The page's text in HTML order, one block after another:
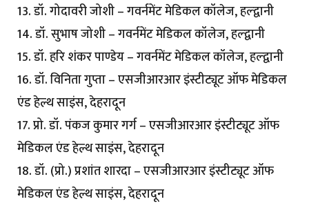
13. डॉ. गोदावरी जोशी – गवर्नमेंट मेडिकल कॉलेज, हल्द्वानी
14. डॉ. सुभाष जोशी – गवर्नमेंट मेडिकल कॉलेज, हल्द्वानी
15. डॉ. हरि शंकर पाण्डेय – गवर्नमेंट मेडिकल कॉलेज, हल्द्वानी
16. डॉ. विनिता गुप्ता – एसजीआरआर इंस्टीट्यूट ऑफ मेडिकल
एंड हेल्थ साइंस, देहरादून
17. प्रो. डॉ. पंकज कुमार गर्ग – एसजीआरआर इंस्टीट्यूट ऑफ
मेडिकल एंड हेल्थ साइंस, देहरादून
18. डॉ. (प्रो.) प्रशांत शारदा – एसजीआरआर इंस्टीट्यूट ऑफ
मेडिकल एंड हेल्थ साइंस, देहरादून